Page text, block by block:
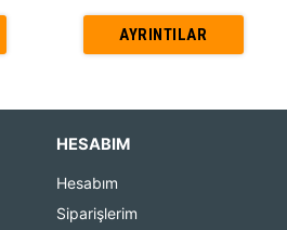
AYRINTILAR
HESABIM
Hesabım
Siparişlerim